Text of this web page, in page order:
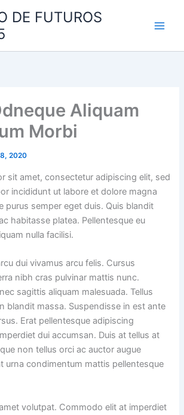
DE FUTUROS
Aliquam
Morbi
2020
sit amet, consectetur adipiscing elit, sed
incididunt ut labore et dolore magna
purus semper eget duis. Quis blandit
habitasse platea. Pellentesque eu
nulla facilisi.
dui vivamus arcu felis. Cursus
nibh cras pulvinar mattis nunc.
sagittis aliquam malesuada. Tellus
blandit massa. Suspendisse in est ante
Erat pellentesque adipiscing
dui accumsan. Duis at tellus at
non tellus orci ac auctor augue
urna condimentum mattis pellentesque
volutpat. Commodo elit at imperdiet